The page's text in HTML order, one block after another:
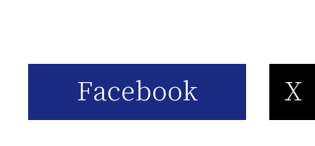
2026年05月23日
6